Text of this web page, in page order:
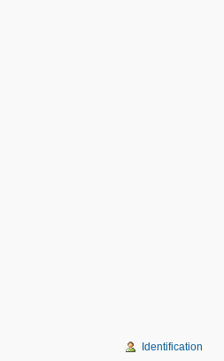
Identification